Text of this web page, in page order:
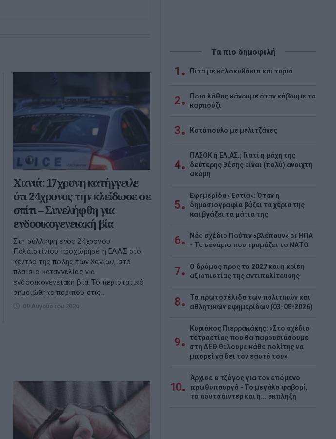
Χανιά: 17χρονη κατήγγειλε
ότι 24χρονος την κλείδωσε σε
σπίτι – Συνελήφθη για
ενδοοικογενειακή βία
Στη σύλληψη ενός 24χρονου
Παλαιστίνιου προχώρησε η ΕΛΑΣ στο
κέντρο της πόλης των Χανίων, στο
πλαίσιο καταγγελίας για
ενδοοικογενειακή βία. Το περιστατικό
σημειώθηκε περίπου στις...
09 Αυγούστου 2026
Τα πιο δημοφιλή
1 Πίτα με κολοκυθάκια και τυριά
2
Ποιο λάθος κάνουμε όταν κόβουμε το
καρπούζι
3 Κοτόπουλο με μελιτζάνες
4
ΠΑΣΟΚ ή ΕΛ.ΑΣ.; Γιατί η μάχη της
δεύτερης θέσης είναι (πολύ) ανοιχτή
ακόμη
5
Εφημερίδα «Εστία»: Όταν η
δημοσιογραφία βάζει τα χέρια της
και βγάζει τα μάτια της
6
Νέο σχέδιο Πούτιν «βλέπουν» οι ΗΠΑ
- Το σενάριο που τρομάζει το ΝΑΤΟ
7
Ο δρόμος προς το 2027 και η κρίση
αξιοπιστίας της αντιπολίτευσης
8
Τα πρωτοσέλιδα των πολιτικών και
αθλητικών εφημερίδων (03-08-2026)
9
Κυριάκος Πιερρακάκης: «Στο σχέδιο
τετραετίας που θα παρουσιάσουμε
στη ΔΕΘ θέλουμε κάθε πολίτης να
μπορεί να δει τον εαυτό του»
10
Άρχισε ο τζόγος για τον επόμενο
πρωθυπουργό - Το μεγάλο φαβορί,
το αουτσάιντερ και η... έκπληξη